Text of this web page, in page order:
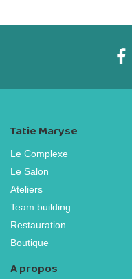
Tatie Maryse
Le Complexe
Le Salon
Ateliers
Team building
Restauration
Boutique
A propos